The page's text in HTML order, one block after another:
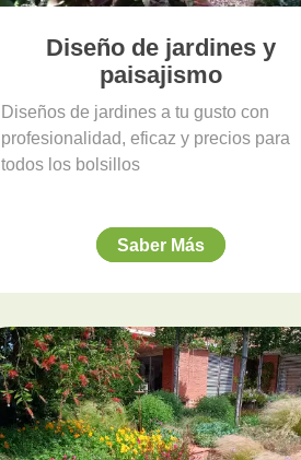
Diseño de jardines y
paisajismo
Diseños de jardines a tu gusto con
profesionalidad, eficaz y precios para
todos los bolsillos
Saber Más